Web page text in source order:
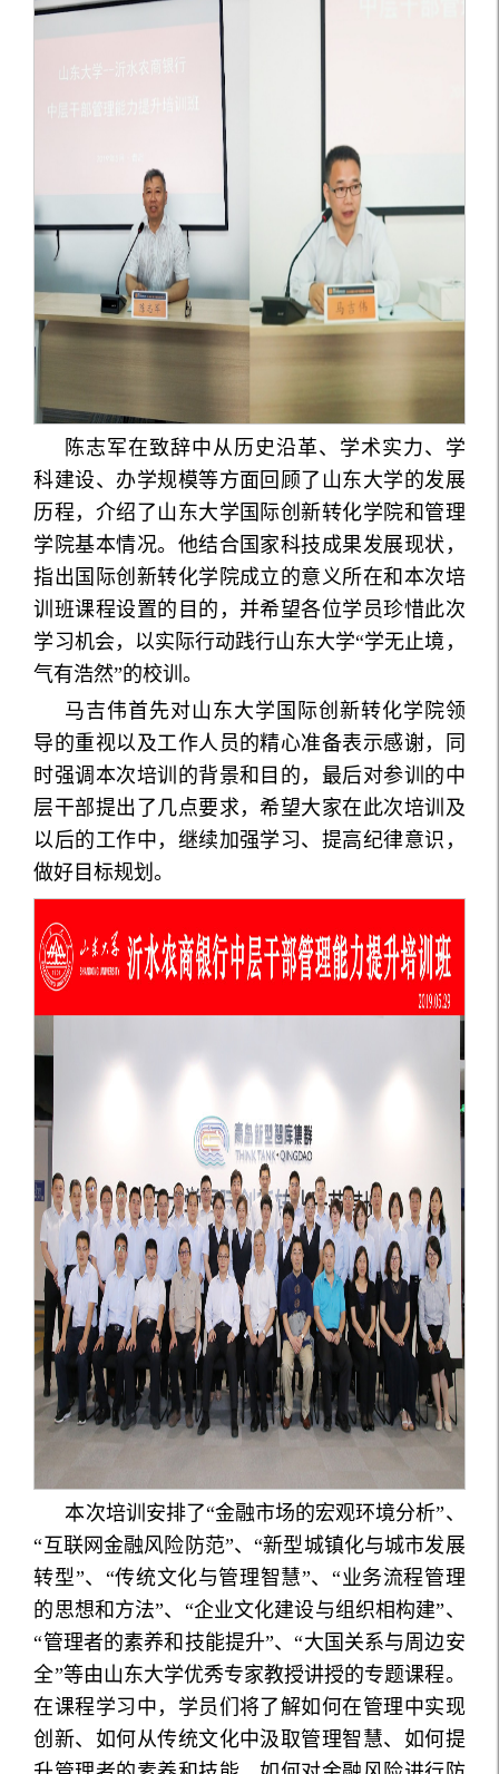
陈志军在致辞中从历史沿革、学术实力、学
科建设、办学规模等方面回顾了山东大学的发展
历程，介绍了山东大学国际创新转化学院和管理
学院基本情况。他结合国家科技成果发展现状，
指出国际创新转化学院成立的意义所在和本次培
训班课程设置的目的，并希望各位学员珍惜此次
学习机会，以实际行动践行山东大学“学无止境，
气有浩然”的校训。
马吉伟首先对山东大学国际创新转化学院领
导的重视以及工作人员的精心准备表示感谢，同
时强调本次培训的背景和目的，最后对参训的中
层干部提出了几点要求，希望大家在此次培训及
以后的工作中，继续加强学习、提高纪律意识，
做好目标规划。
本次培训安排了“金融市场的宏观环境分析”、
“互联网金融风险防范”、“新型城镇化与城市发展
转型”、“传统文化与管理智慧”、“业务流程管理
的思想和方法”、“企业文化建设与组织相构建”、
“管理者的素养和技能提升”、“大国关系与周边安
全”等由山东大学优秀专家教授讲授的专题课程。
在课程学习中，学员们将了解如何在管理中实现
创新、如何从传统文化中汲取管理智慧、如何提